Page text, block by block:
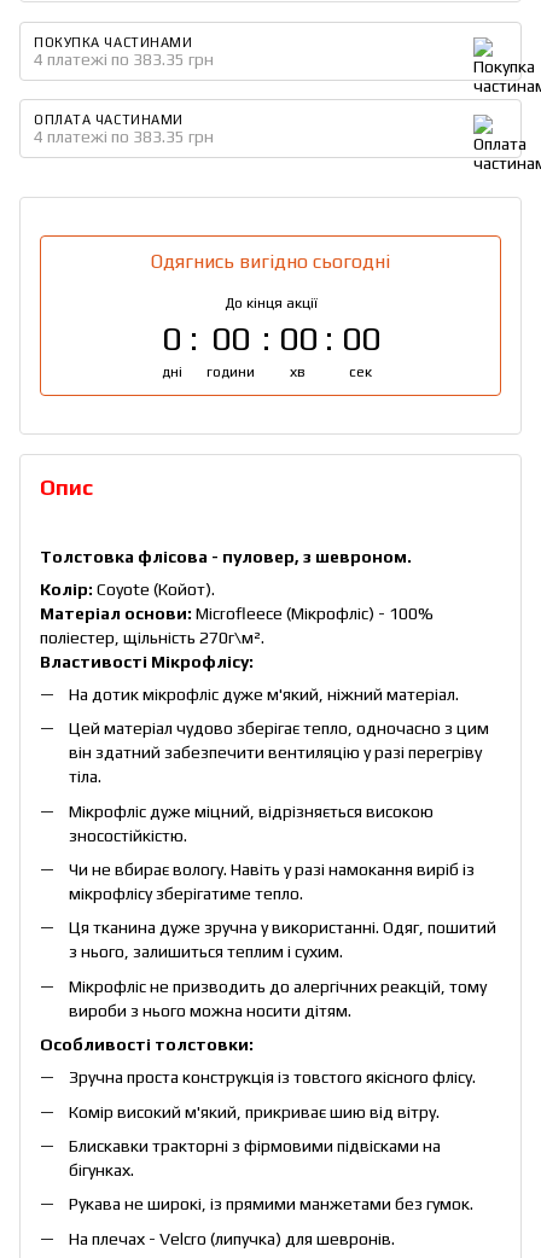
ПОКУПКА ЧАСТИНАМИ
4 платежі по 383.35 грн
ОПЛАТА ЧАСТИНАМИ
4 платежі по 383.35 грн
Одягнись вигідно сьогодні
До кінця акції
0
дні
00
години
00
хв
00
сек
Опис
Толстовка флісова - пуловер, з шевроном.
Колір: Coyote (Койот).
Матеріал основи: Microfleece (Мікрофліс) - 100%
поліестер, щільність 270г\м².
Властивості Мікрофлісу:
На дотик мікрофліс дуже м'який, ніжний матеріал.
Цей матеріал чудово зберігає тепло, одночасно з цим
він здатний забезпечити вентиляцію у разі перегріву
тіла.
Мікрофліс дуже міцний, відрізняється високою
зносостійкістю.
Чи не вбирає вологу. Навіть у разі намокання виріб із
мікрофлісу зберігатиме тепло.
Ця тканина дуже зручна у використанні. Одяг, пошитий
з нього, залишиться теплим і сухим.
Мікрофліс не призводить до алергічних реакцій, тому
вироби з нього можна носити дітям.
Особливості толстовки:
Зручна проста конструкція із товстого якісного флісу.
Комір високий м'який, прикриває шию від вітру.
Блискавки тракторні з фірмовими підвісками на
бігунках.
Рукава не широкі, із прямими манжетами без гумок.
На плечах - Velcro (липучка) для шевронів.